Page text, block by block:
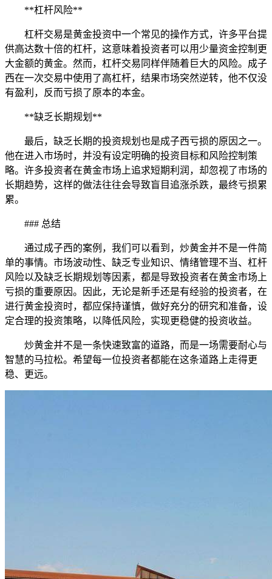
**杠杆风险**
杠杆交易是黄金投资中一个常见的操作方式，许多平台提
供高达数十倍的杠杆，这意味着投资者可以用少量资金控制更
大金额的黄金。然而，杠杆交易同样伴随着巨大的风险。成子
西在一次交易中使用了高杠杆，结果市场突然逆转，他不仅没
有盈利，反而亏损了原本的本金。
**缺乏长期规划**
最后，缺乏长期的投资规划也是成子西亏损的原因之一。
他在进入市场时，并没有设定明确的投资目标和风险控制策
略。许多投资者在黄金市场上追求短期利润，却忽视了市场的
长期趋势，这样的做法往往会导致盲目追涨杀跌，最终亏损累
累。
### 总结
通过成子西的案例，我们可以看到，炒黄金并不是一件简
单的事情。市场波动性、缺乏专业知识、情绪管理不当、杠杆
风险以及缺乏长期规划等因素，都是导致投资者在黄金市场上
亏损的重要原因。因此，无论是新手还是有经验的投资者，在
进行黄金投资时，都应保持谨慎，做好充分的研究和准备，设
定合理的投资策略，以降低风险，实现更稳健的投资收益。
炒黄金并不是一条快速致富的道路，而是一场需要耐心与
智慧的马拉松。希望每一位投资者都能在这条道路上走得更
稳、更远。